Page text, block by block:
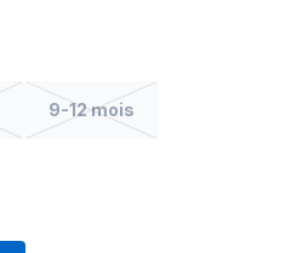
9-12 mois